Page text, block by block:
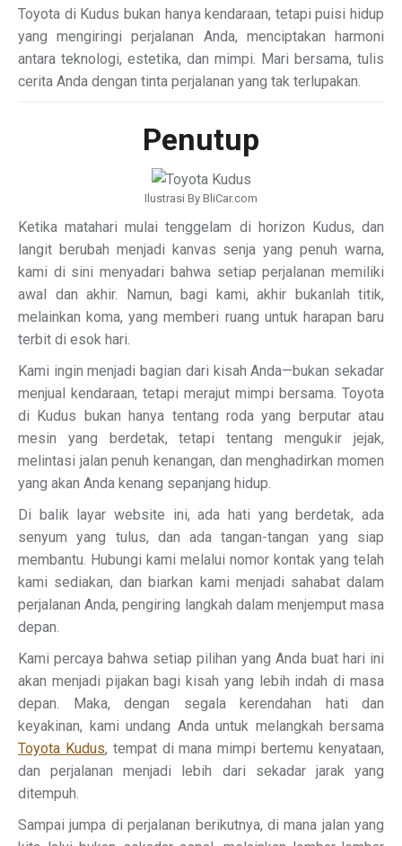
Toyota di Kudus bukan hanya kendaraan, tetapi puisi hidup
yang mengiringi perjalanan Anda, menciptakan harmoni
antara teknologi, estetika, dan mimpi. Mari bersama, tulis
cerita Anda dengan tinta perjalanan yang tak terlupakan.
Penutup
Ilustrasi By BliCar.com
Ketika matahari mulai tenggelam di horizon Kudus, dan
langit berubah menjadi kanvas senja yang penuh warna,
kami di sini menyadari bahwa setiap perjalanan memiliki
awal dan akhir. Namun, bagi kami, akhir bukanlah titik,
melainkan koma, yang memberi ruang untuk harapan baru
terbit di esok hari.
Kami ingin menjadi bagian dari kisah Anda—bukan sekadar
menjual kendaraan, tetapi merajut mimpi bersama. Toyota
di Kudus bukan hanya tentang roda yang berputar atau
mesin yang berdetak, tetapi tentang mengukir jejak,
melintasi jalan penuh kenangan, dan menghadirkan momen
yang akan Anda kenang sepanjang hidup.
Di balik layar website ini, ada hati yang berdetak, ada
senyum yang tulus, dan ada tangan-tangan yang siap
membantu. Hubungi kami melalui nomor kontak yang telah
kami sediakan, dan biarkan kami menjadi sahabat dalam
perjalanan Anda, pengiring langkah dalam menjemput masa
depan.
Kami percaya bahwa setiap pilihan yang Anda buat hari ini
akan menjadi pijakan bagi kisah yang lebih indah di masa
depan. Maka, dengan segala kerendahan hati dan
keyakinan, kami undang Anda untuk melangkah bersama
Toyota Kudus, tempat di mana mimpi bertemu kenyataan,
dan perjalanan menjadi lebih dari sekadar jarak yang
ditempuh.
Sampai jumpa di perjalanan berikutnya, di mana jalan yang